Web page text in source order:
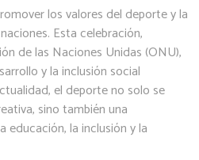
los valores del deporte y la
Esta celebración,
de las Naciones Unidas (ONU),
y la inclusión social
el deporte no solo se
sino también una
educación, la inclusión y la